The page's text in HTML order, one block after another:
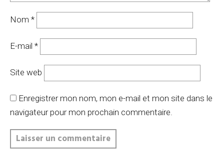
Nom *
E-mail *
Site web
Enregistrer mon nom, mon e-mail et mon site dans le
navigateur pour mon prochain commentaire.